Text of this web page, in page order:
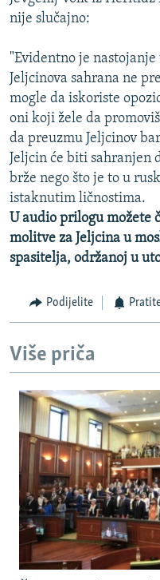
nije slučajno:
"Evidentno je nastojanje
Jeljcinova sahrana ne
mogle da iskoriste
oni koji žele da
da preuzmu Jeljcinov
Jeljcin će biti sahranjen
brže nego što je to u
istaknutim ličnostima.
U audio prilogu možete
molitve za Jeljcina u
spasitelja, održanoj u
Podijelite
Više priča